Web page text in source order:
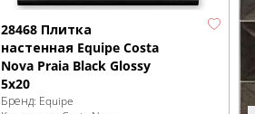
28468 Плитка
настенная Equipe Costa
Nova Praia Black Glossy
5x20
Бренд: Equipe